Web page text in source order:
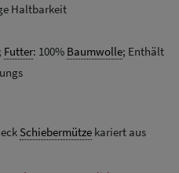
Haltbarkeit
Futter: 100% Baumwolle; Enthält
Schiebermütze kariert aus